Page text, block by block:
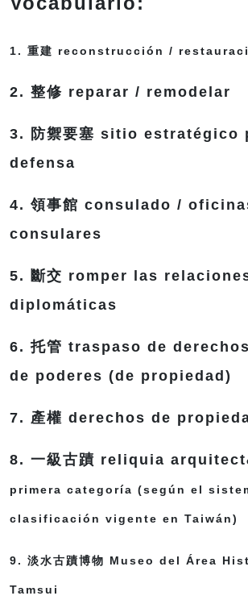
1. 重建 reconstrucción / restauraci
2. 整修 reparar / remodelar
3. 防禦要塞 sitio estratégico
defensa
4. 領事館 consulado /
consulares
5. 斷交 romper las
diplomáticas
6. 托管 traspaso de
de poderes (de propiedad)
7. 產權 derechos de
8. 一級古蹟 reliquia arquitect
primera categoría (según el
clasificación vigente en Taiwán)
9. 淡水古蹟博物 Museo del Área
Tamsui